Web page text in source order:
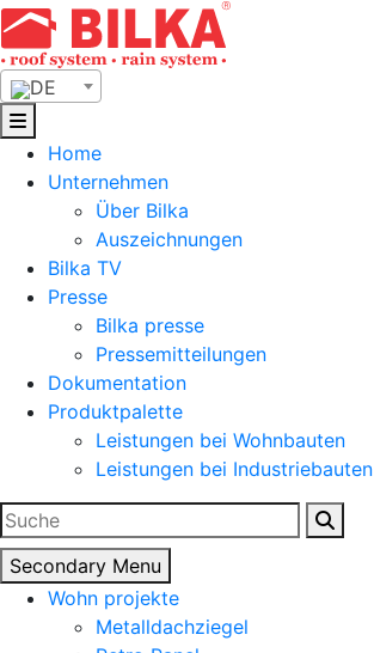
Skip
to
content
DE
Home
Unternehmen
Über Bilka
Auszeichnungen
Bilka TV
Presse
Bilka presse
Pressemitteilungen
Dokumentation
Produktpalette
Leistungen bei Wohnbauten
Leistungen bei Industriebauten
Suchen
nach:
Secondary Menu
Wohn projekte
Metalldachziegel